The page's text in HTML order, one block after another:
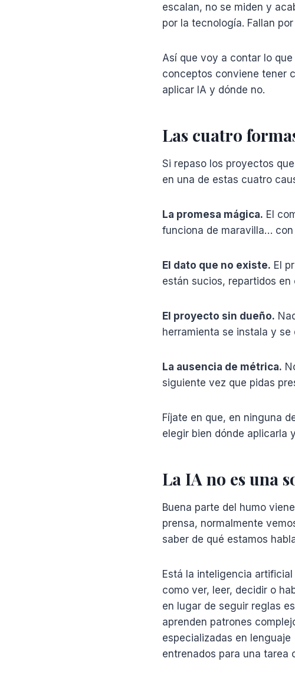
escalan, no se miden y
por la tecnología. Fallan
Así que voy a contar lo
conceptos conviene tener
aplicar IA y dónde no.
Las cuatro
Si repaso los proyectos
en una de estas cuatro
La promesa mágica. El
funciona de maravilla…
El dato que no existe. El
están sucios, repartidos
El proyecto sin dueño.
herramienta se instala y se
La ausencia de métrica.
siguiente vez que pidas
Fíjate en que, en ninguna
elegir bien dónde aplicarla
La IA no es una
Buena parte del humo
prensa, normalmente
saber de qué estamos
Está la inteligencia
como ver, leer, decidir o
en lugar de seguir reglas
aprenden patrones
especializadas en lenguaje
entrenados para una tarea